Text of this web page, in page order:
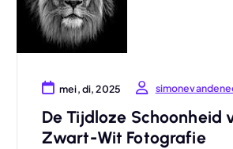
mei, di, 2025
De Tijdloze Schoonheid
Zwart-Wit Fotografie